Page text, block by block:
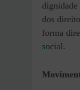
dos
forma
social.